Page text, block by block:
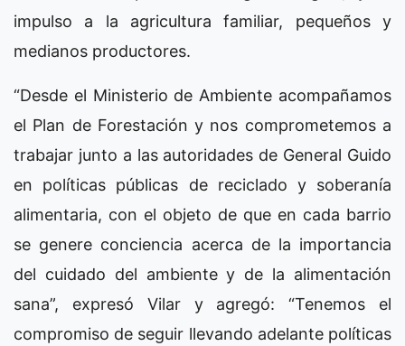
impulso a la agricultura familiar, pequeños y
medianos productores.
“Desde el Ministerio de Ambiente acompañamos
el Plan de Forestación y nos comprometemos a
trabajar junto a las autoridades de General Guido
en políticas públicas de reciclado y soberanía
alimentaria, con el objeto de que en cada barrio
se genere conciencia acerca de la importancia
del cuidado del ambiente y de la alimentación
sana”, expresó Vilar y agregó: “Tenemos el
compromiso de seguir llevando adelante políticas